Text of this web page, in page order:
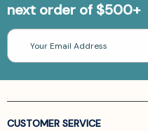
next order of $500+
Email
Address
CUSTOMER SERVICE